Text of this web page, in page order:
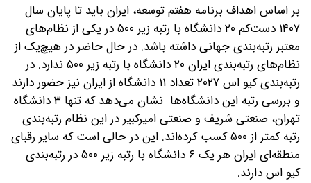
بر اساس اهداف برنامه هفتم توسعه، ایران باید تا پایان سال
۱۴۰۷ دست‌کم ۲۰ دانشگاه با رتبه زیر ۵۰۰ در یکی از نظام‌های
معتبر رتبه‌بندی جهانی داشته باشد. در حال حاضر در هیچ‌یک از
نظام‌های رتبه‌بندی ایران ۲۰ دانشگاه با رتبه زیر ۵۰۰ ندارد. در
رتبه‌بندی کیو اس ۲۰۲۷ تعداد ۱۱ دانشگاه از ایران نیز حضور دارند
و بررسی رتبه‌ این دانشگاه‌ها نشان می‌دهد که تنها ۳ دانشگاه
تهران، صنعتی شریف و صنعتی امیرکبیر در این نظام رتبه‌بندی
رتبه کمتر از ۵۰۰ کسب کرده‌اند. این در حالی است که سایر رقبای
منطقه‌ای ایران هر یک ۶ دانشگاه با رتبه زیر ۵۰۰ در رتبه‌بندی
کیو اس دارند.